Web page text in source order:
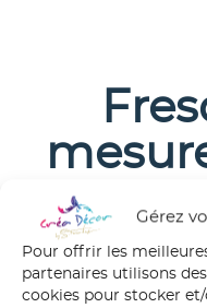
Gérez
Pour offrir les
partenaires utilisons
cookies pour stocker
cours